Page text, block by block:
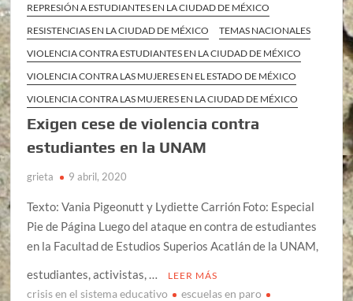
REPRESIÓN A ESTUDIANTES EN LA CIUDAD DE MÉXICO
RESISTENCIAS EN LA CIUDAD DE MÉXICO
TEMAS NACIONALES
VIOLENCIA CONTRA ESTUDIANTES EN LA CIUDAD DE MÉXICO
VIOLENCIA CONTRA LAS MUJERES EN EL ESTADO DE MÉXICO
VIOLENCIA CONTRA LAS MUJERES EN LA CIUDAD DE MÉXICO
Exigen cese de violencia contra
estudiantes en la UNAM
grieta 9 abril, 2020
Texto: Vania Pigeonutt y Lydiette Carrión Foto: Especial
Pie de Página Luego del ataque en contra de estudiantes
en la Facultad de Estudios Superios Acatlán de la UNAM,
estudiantes, activistas, …
LEER MÁS
crisis en el sistema educativo
escuelas en paro